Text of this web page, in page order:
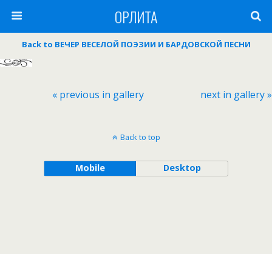
ОРЛИТА
Back to ВЕЧЕР ВЕСЕЛОЙ ПОЭЗИИ И БАРДОВСКОЙ ПЕСНИ
« previous in gallery next in gallery »
Back to top
Mobile Desktop